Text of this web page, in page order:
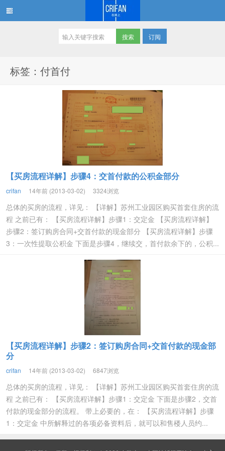
订阅
标签：付首付
【买房流程详解】步骤4：交首付款的公积金部分
crifan 14年前 (2013-03-02) 3324浏览
总体的买房的流程，详见： 【详解】苏州工业园区购买首套住房的流
程 之前已有： 【买房流程详解】步骤1：交定金 【买房流程详解】
步骤2：签订购房合同+交首付款的现金部分 【买房流程详解】步骤
3：一次性提取公积金 下面是步骤4，继续交，首付款余下的，公积...
【买房流程详解】步骤2：签订购房合同+交首付款的现金部
分
crifan 14年前 (2013-03-02) 6847浏览
总体的买房的流程，详见： 【详解】苏州工业园区购买首套住房的流
程 之前已有： 【买房流程详解】步骤1：交定金 下面是步骤2，交首
付款的现金部分的流程。 带上必要的，在： 【买房流程详解】步骤
1：交定金 中所解释过的各项必备资料后，就可以和售楼人员约...